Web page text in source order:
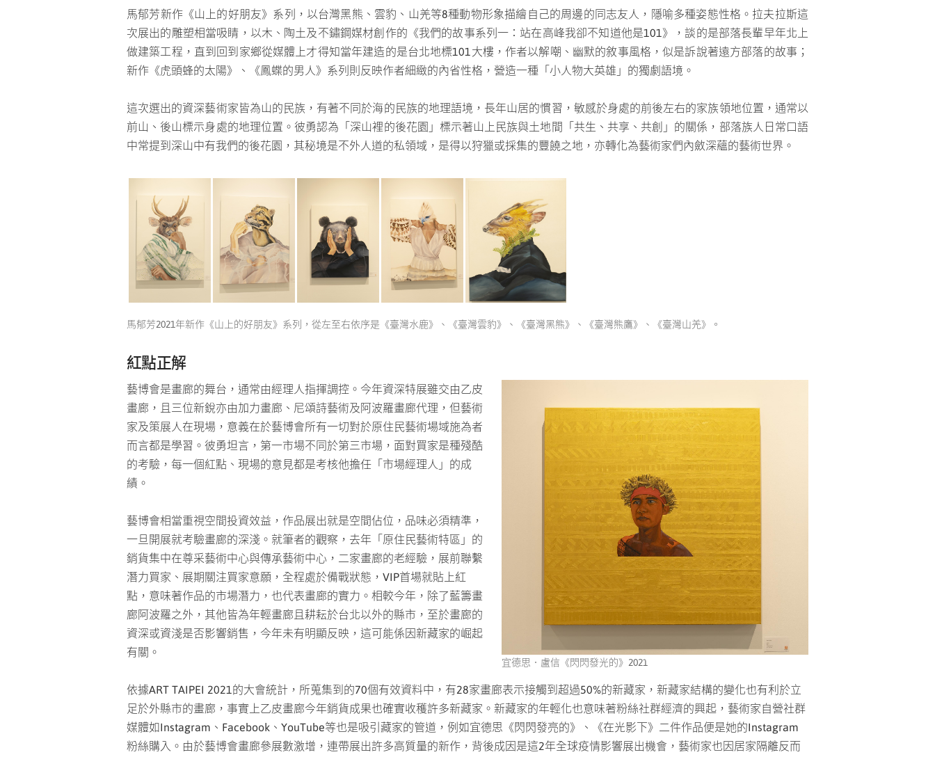
馬郁芳新作《山上的好朋友》系列，以台灣黑熊、雲豹、山羌等8種動物形象描繪自己的周邊的同志友人，隱喻多種姿態性格。拉夫拉斯這
次展出的雕塑相當吸睛，以木、陶土及不鏽鋼媒材創作的《我們的故事系列一：站在高峰我卻不知道他是101》，談的是部落長輩早年北上
做建築工程，直到回到家鄉從媒體上才得知當年建造的是台北地標101大樓，作者以解嘲、幽默的敘事風格，似是訴說著遠方部落的故事；
新作《虎頭蜂的太陽》、《鳳蝶的男人》系列則反映作者細緻的內省性格，營造一種「小人物大英雄」的獨劇語境。
這次選出的資深藝術家皆為山的民族，有著不同於海的民族的地理語境，長年山居的慣習，敏感於身處的前後左右的家族領地位置，通常以
前山、後山標示身處的地理位置。彼勇認為「深山裡的後花園」標示著山上民族與土地間「共生、共享、共創」的關係，部落族人日常口語
中常提到深山中有我們的後花園，其秘境是不外人道的私領域，是得以狩獵或採集的豐饒之地，亦轉化為藝術家們內斂深蘊的藝術世界。
馬郁芳2021年新作《山上的好朋友》系列，從左至右依序是《臺灣水鹿》、《臺灣雲豹》、《臺灣黑熊》、《臺灣熊鷹》、《臺灣山羌》。
紅點正解
宜德思．盧信《閃閃發光的》2021
藝博會是畫廊的舞台，通常由經理人指揮調控。今年資深特展雖交由乙皮
畫廊，且三位新銳亦由加力畫廊、尼頌詩藝術及阿波羅畫廊代理，但藝術
家及策展人在現場，意義在於藝博會所有一切對於原住民藝術場域施為者
而言都是學習。彼勇坦言，第一市場不同於第三市場，面對買家是種殘酷
的考驗，每一個紅點、現場的意見都是考核他擔任「市場經理人」的成
績。
藝博會相當重視空間投資效益，作品展出就是空間佔位，品味必須精準，
一旦開展就考驗畫廊的深淺。就筆者的觀察，去年「原住民藝術特區」的
銷貨集中在尊采藝術中心與傳承藝術中心，二家畫廊的老經驗，展前聯繫
潛力買家、展期關注買家意願，全程處於備戰狀態，VIP首場就貼上紅
點，意味著作品的市場潛力，也代表畫廊的實力。相較今年，除了藍籌畫
廊阿波羅之外，其他皆為年輕畫廊且耕耘於台北以外的縣市，至於畫廊的
資深或資淺是否影響銷售，今年未有明顯反映，這可能係因新藏家的崛起
有關。
依據ART TAIPEI 2021的大會統計，所蒐集到的70個有效資料中，有28家畫廊表示接觸到超過50%的新藏家，新藏家結構的變化也有利於立
足於外縣市的畫廊，事實上乙皮畫廊今年銷貨成果也確實收穫許多新藏家。新藏家的年輕化也意味著粉絲社群經濟的興起，藝術家自營社群
媒體如Instagram、Facebook、YouTube等也是吸引藏家的管道，例如宜德思《閃閃發亮的》、《在光影下》二件作品便是她的Instagram
粉絲購入。由於藝博會畫廊參展數激增，連帶展出許多高質量的新作，背後成因是這2年全球疫情影響展出機會，藝術家也因居家隔離反而